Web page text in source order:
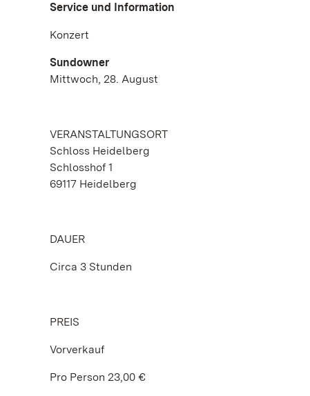
Service und Information
Konzert
Sundowner
Mittwoch, 28. August
VERANSTALTUNGSORT
Schloss Heidelberg
Schlosshof 1
69117 Heidelberg
DAUER
Circa 3 Stunden
PREIS
Vorverkauf
Pro Person 23,00 €